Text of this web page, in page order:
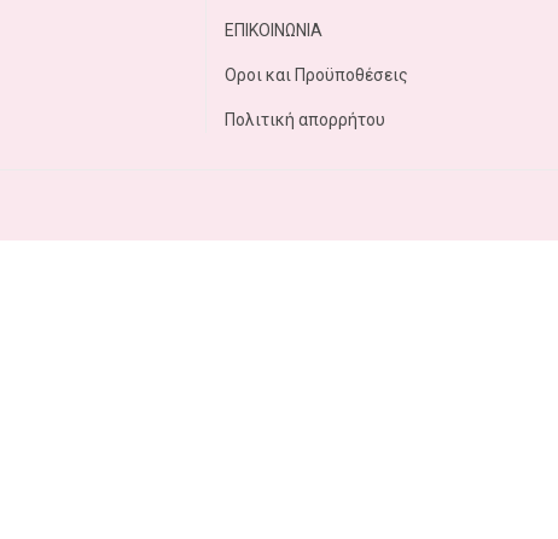
ΕΠΙΚΟΙΝΩΝΙΑ
Οροι και Προϋποθέσεις
Πολιτική απορρήτου